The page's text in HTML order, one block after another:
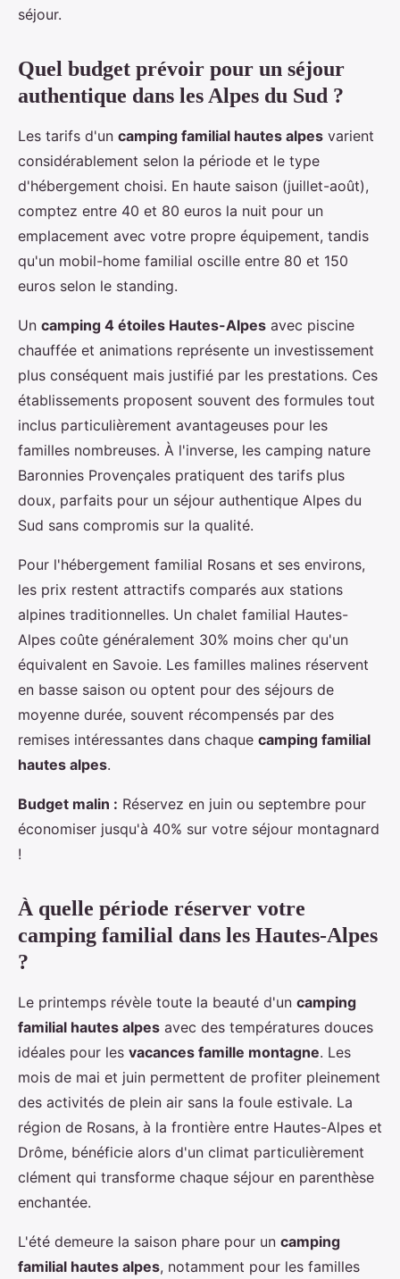
séjour.
Quel budget prévoir pour un séjour
authentique dans les Alpes du Sud ?
Les tarifs d'un camping familial hautes alpes varient
considérablement selon la période et le type
d'hébergement choisi. En haute saison (juillet-août),
comptez entre 40 et 80 euros la nuit pour un
emplacement avec votre propre équipement, tandis
qu'un mobil-home familial oscille entre 80 et 150
euros selon le standing.
Un camping 4 étoiles Hautes-Alpes avec piscine
chauffée et animations représente un investissement
plus conséquent mais justifié par les prestations. Ces
établissements proposent souvent des formules tout
inclus particulièrement avantageuses pour les
familles nombreuses. À l'inverse, les camping nature
Baronnies Provençales pratiquent des tarifs plus
doux, parfaits pour un séjour authentique Alpes du
Sud sans compromis sur la qualité.
Pour l'hébergement familial Rosans et ses environs,
les prix restent attractifs comparés aux stations
alpines traditionnelles. Un chalet familial Hautes-
Alpes coûte généralement 30% moins cher qu'un
équivalent en Savoie. Les familles malines réservent
en basse saison ou optent pour des séjours de
moyenne durée, souvent récompensés par des
remises intéressantes dans chaque camping familial
hautes alpes.
Budget malin : Réservez en juin ou septembre pour
économiser jusqu'à 40% sur votre séjour montagnard
!
À quelle période réserver votre
camping familial dans les Hautes-Alpes
?
Le printemps révèle toute la beauté d'un camping
familial hautes alpes avec des températures douces
idéales pour les vacances famille montagne. Les
mois de mai et juin permettent de profiter pleinement
des activités de plein air sans la foule estivale. La
région de Rosans, à la frontière entre Hautes-Alpes et
Drôme, bénéficie alors d'un climat particulièrement
clément qui transforme chaque séjour en parenthèse
enchantée.
L'été demeure la saison phare pour un camping
familial hautes alpes, notamment pour les familles